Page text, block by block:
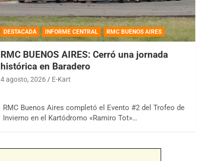
DESTACADA INFORME CENTRAL RMC BUENOS AIRES
RMC BUENOS AIRES: Cerró una jornada
histórica en Baradero
4 agosto, 2026 E-Kart
RMC Buenos Aires completó el Evento #2 del Trofeo de
Invierno en el Kartódromo «Ramiro Tot»…